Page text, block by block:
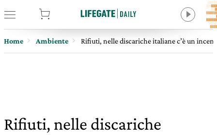
Home Ambiente Rifiuti, nelle discariche italiane c’è un
Rifiuti, nelle discariche